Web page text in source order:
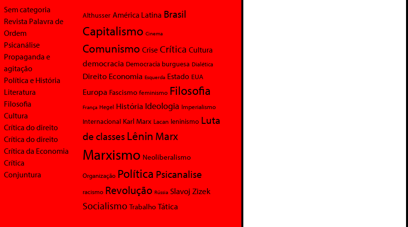
Sem categoria
Revista Palavra de
Ordem
Psicanálise
Propaganda e
agitação
Política e História
Literatura
Filosofia
Cultura
Crítica do direito
Crítica do direito
Crítica da Economia
Crítica
Conjuntura
Althusser América Latina Brasil
Capitalismo Cinema
Comunismo Crise Crítica Cultura
democracia Democracia burguesa Dialética
Direito Economia Esquerda Estado EUA
Europa Fascismo feminismo Filosofia
França Hegel História Ideologia Imperialismo
Internacional Karl Marx Lacan leninismo Luta
de classesLênin Marx
Marxismo Neoliberalismo
Organização Política Psicanalise
racismo Revolução Rússia Slavoj Zizek
Socialismo Trabalho Tática